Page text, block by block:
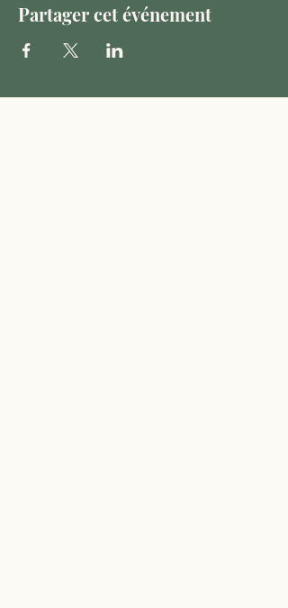
Partager cet événement